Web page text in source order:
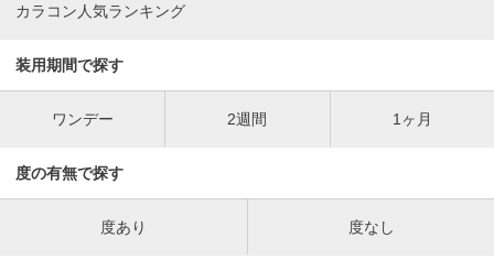
カラコン人気ランキング
装用期間で探す
ワンデー 2週間 1ヶ月
度の有無で探す
度あり 度なし